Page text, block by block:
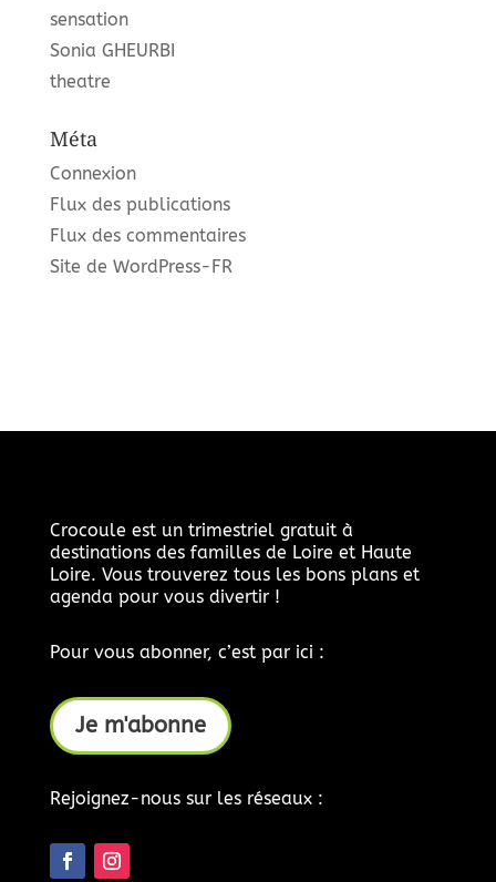
sensation
Sonia GHEURBI
theatre
Méta
Connexion
Flux des publications
Flux des commentaires
Site de WordPress-FR
Crocoule est un trimestriel gratuit à
destinations des familles de Loire et Haute
Loire. Vous trouverez tous les bons plans et
agenda pour vous divertir !
Pour vous abonner, c’est par ici :
Je m'abonne
Rejoignez-nous sur les réseaux :